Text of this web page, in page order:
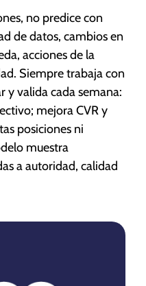
no predice con
de datos, cambios en
acciones de la
Siempre trabaja con
y valida cada semana:
mejora CVR y
posiciones ni
muestra
a autoridad, calidad